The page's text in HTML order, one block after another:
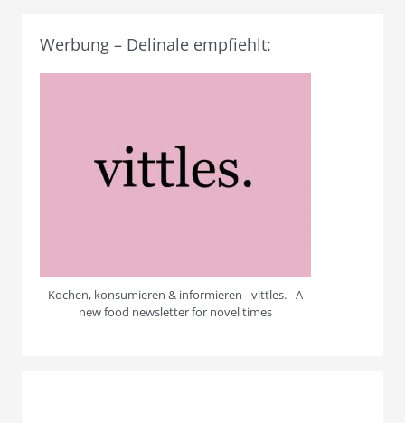
Werbung – Delinale empfiehlt:
Kochen, konsumieren & informieren - vittles. - A
new food newsletter for novel times